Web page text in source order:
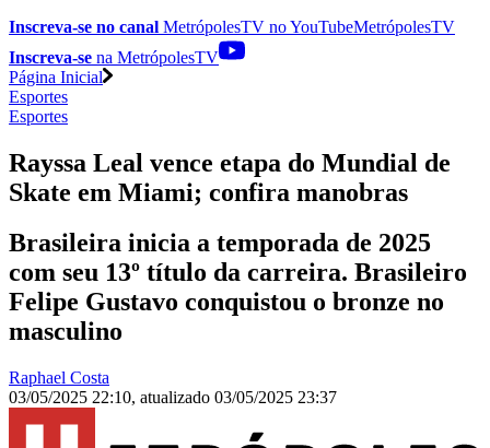
Inscreva-se no canal MetrópolesTV noYouTubeMetrópolesTV
Inscreva-se na MetrópolesTV
Página Inicial
Esportes
Esportes
Rayssa Leal vence etapa do Mundial de
Skate em Miami; confira manobras
Brasileira inicia a temporada de 2025
com seu 13º título da carreira. Brasileiro
Felipe Gustavo conquistou o bronze no
masculino
Raphael Costa
03/05/2025 22:10, atualizado 03/05/2025 23:37